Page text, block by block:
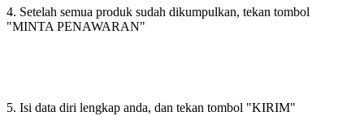
4. Setelah semua produk sudah dikumpulkan, tekan tombol
"MINTA PENAWARAN"
5. Isi data diri lengkap anda, dan tekan tombol "KIRIM"